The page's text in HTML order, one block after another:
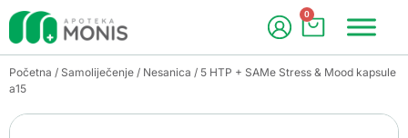
0
Početna / Samoliječenje / Nesanica / 5 HTP + SAMe Stress & Mood kapsule
a15